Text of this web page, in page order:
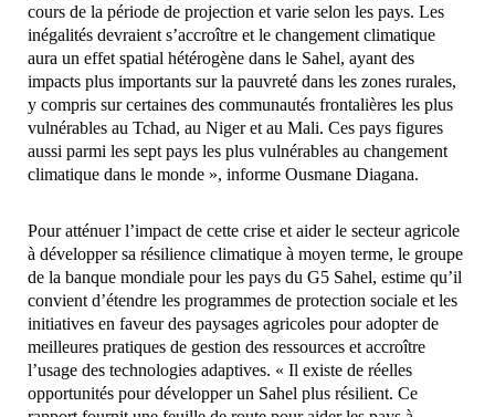
cours de la période de projection et varie selon les pays. Les
inégalités devraient s’accroître et le changement climatique
aura un effet spatial hétérogène dans le Sahel, ayant des
impacts plus importants sur la pauvreté dans les zones rurales,
y compris sur certaines des communautés frontalières les plus
vulnérables au Tchad, au Niger et au Mali. Ces pays figures
aussi parmi les sept pays les plus vulnérables au changement
climatique dans le monde », informe Ousmane Diagana.
Pour atténuer l’impact de cette crise et aider le secteur agricole
à développer sa résilience climatique à moyen terme, le groupe
de la banque mondiale pour les pays du G5 Sahel, estime qu’il
convient d’étendre les programmes de protection sociale et les
initiatives en faveur des paysages agricoles pour adopter de
meilleures pratiques de gestion des ressources et accroître
l’usage des technologies adaptives. « Il existe de réelles
opportunités pour développer un Sahel plus résilient. Ce